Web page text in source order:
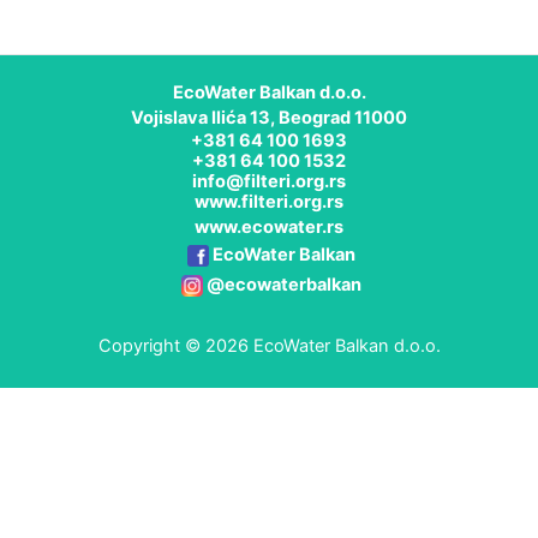
EcoWater Balkan d.o.o.
Vojislava Ilića 13, Beograd 11000
+381 64 100 1693
+381 64 100 1532
info@filteri.org.rs
www.filteri.org.rs
www.ecowater.rs
EcoWater Balkan
@ecowaterbalkan
Copyright © 2026 EcoWater Balkan d.o.o.